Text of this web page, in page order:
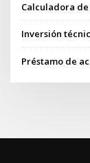
Calculadora
Inversión
Préstamo de